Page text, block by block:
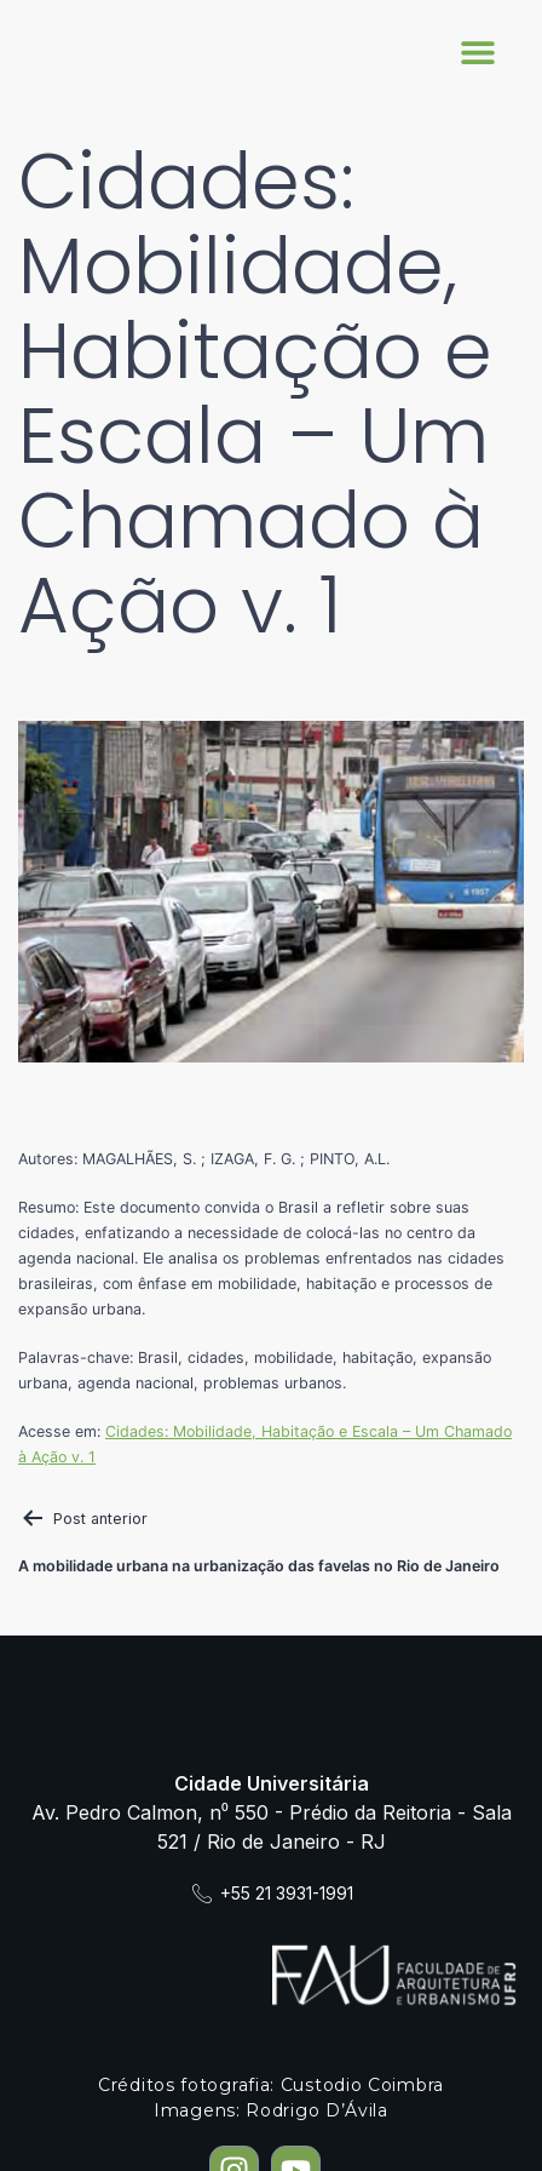
Cidades:
Mobilidade,
Habitação e
Escala – Um
Chamado à
Ação v. 1
Autores: MAGALHÃES, S. ; IZAGA, F. G. ; PINTO, A.L.
Resumo: Este documento convida o Brasil a refletir sobre suas
cidades, enfatizando a necessidade de colocá-las no centro da
agenda nacional. Ele analisa os problemas enfrentados nas cidades
brasileiras, com ênfase em mobilidade, habitação e processos de
expansão urbana.
Palavras-chave: Brasil, cidades, mobilidade, habitação, expansão
urbana, agenda nacional, problemas urbanos.
Acesse em: Cidades: Mobilidade, Habitação e Escala – Um Chamado
à Ação v. 1
Post anterior
A mobilidade urbana na urbanização das favelas no Rio de Janeiro
Cidade Universitária
Av. Pedro Calmon, n⁰ 550 - Prédio da Reitoria - Sala
521 / Rio de Janeiro - RJ
+55 21 3931-1991
Créditos fotografia: Custodio Coimbra
Imagens: Rodrigo D’Ávila